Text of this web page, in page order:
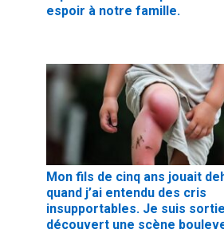
espoir à notre famille.
Mon fils de cinq ans jouait
quand j’ai entendu des cris
insupportables. Je suis
découvert une scène